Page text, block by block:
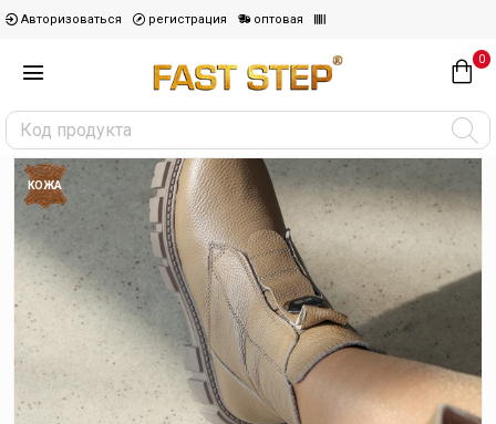
Авторизоваться регистрация оптовая
0
КОЖА